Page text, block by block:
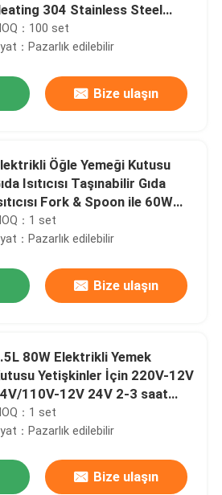
304 Stainless Steel
Warmer 12V/24V/220V
Proof Design
：100 set
：Pazarlık edilebilir
Bize ulaşın
Öğle Yemeği Kutusu
Isıtıcısı Taşınabilir Gıda
Fork & Spoon ile 60W
Yemeği Kutusu 1.5L
Öğle Yemeği Isıtıcısı
：1 set
：Pazarlık edilebilir
Bize ulaşın
80W Elektrikli Yemek
Yetişkinler İçin 220V-12V
110V-12V 24V 2-3 saat
Durun
：1 set
：Pazarlık edilebilir
Bize ulaşın